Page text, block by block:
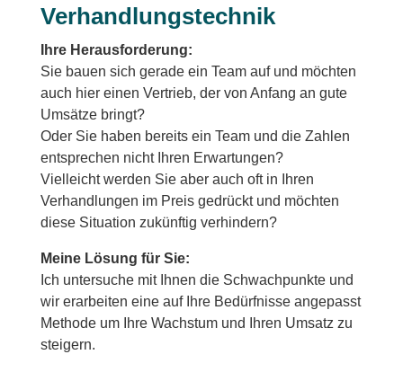
Verhandlungstechnik
Ihre Herausforderung:
Sie bauen sich gerade ein Team auf und möchten
auch hier einen Vertrieb, der von Anfang an gute
Umsätze bringt?
Oder Sie haben bereits ein Team und die Zahlen
entsprechen nicht Ihren Erwartungen?
Vielleicht werden Sie aber auch oft in Ihren
Verhandlungen im Preis gedrückt und möchten
diese Situation zukünftig verhindern?
Meine Lösung für Sie:
Ich untersuche mit Ihnen die Schwachpunkte und
wir erarbeiten eine auf Ihre Bedürfnisse angepasst
Methode um Ihre Wachstum und Ihren Umsatz zu
steigern.